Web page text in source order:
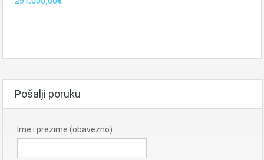
Pošalji poruku
Ime i prezime (obavezno)